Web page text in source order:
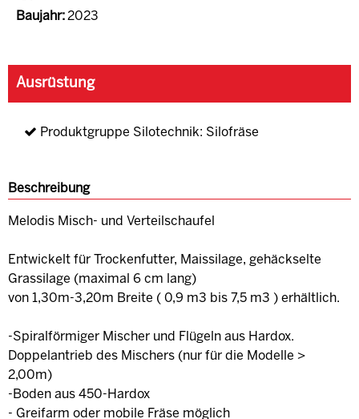
Baujahr: 2023
Ausrüstung
Produktgruppe Silotechnik: Silofräse
Beschreibung
Melodis Misch- und Verteilschaufel
Entwickelt für Trockenfutter, Maissilage, gehäckselte
Grassilage (maximal 6 cm lang)
von 1,30m-3,20m Breite ( 0,9 m3 bis 7,5 m3 ) erhältlich.
-Spiralförmiger Mischer und Flügeln aus Hardox.
Doppelantrieb des Mischers (nur für die Modelle >
2,00m)
-Boden aus 450-Hardox
- Greifarm oder mobile Fräse möglich